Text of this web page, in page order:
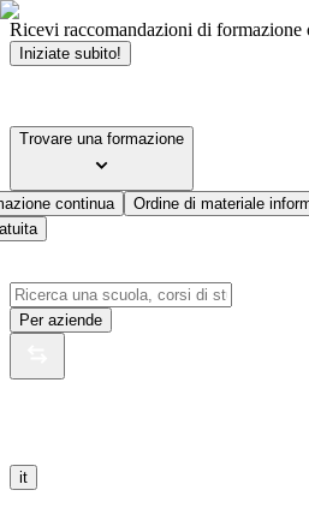
Ricevi raccomandazioni di formazione
Iniziate subito!
Trovare una formazione
continua
Ordine di materiale
Per aziende
it